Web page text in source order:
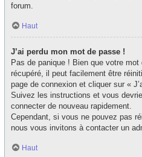
forum.
Haut
J’ai perdu mon mot de passe !
Pas de panique ! Bien que votre
récupéré, il peut facilement être
page de connexion et cliquer sur «
Suivez les instructions et vous
connecter de nouveau rapidement.
Cependant, si vous ne pouvez pas
nous vous invitons à contacter un
Haut